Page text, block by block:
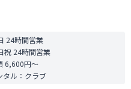
24時間営業
祝 24時間営業
6,600円〜
タル： クラブ